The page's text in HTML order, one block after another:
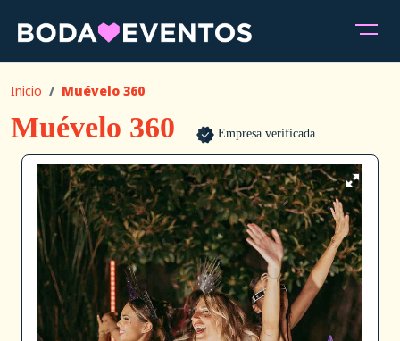
Inicio Muévelo 360
Muévelo 360 Empresa verificada